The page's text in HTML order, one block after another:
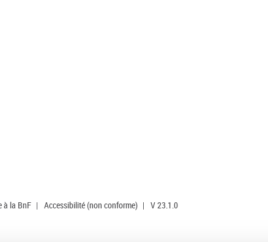
à la BnF | Accessibilité (non conforme) | V 23.1.0